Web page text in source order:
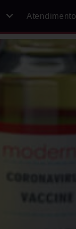
Atendimento